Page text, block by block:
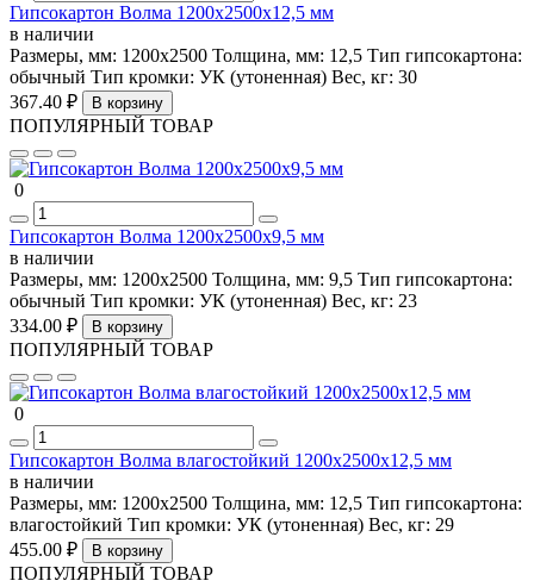
Гипсокартон Волма 1200х2500х12,5 мм
в наличии
Размеры, мм: 1200х2500 Толщина, мм: 12,5 Тип гипсокартона:
обычный Тип кромки: УК (утоненная) Вес, кг: 30
367.40 ₽
В корзину
ПОПУЛЯРНЫЙ ТОВАР
0
Гипсокартон Волма 1200х2500х9,5 мм
в наличии
Размеры, мм: 1200х2500 Толщина, мм: 9,5 Тип гипсокартона:
обычный Тип кромки: УК (утоненная) Вес, кг: 23
334.00 ₽
В корзину
ПОПУЛЯРНЫЙ ТОВАР
0
Гипсокартон Волма влагостойкий 1200х2500х12,5 мм
в наличии
Размеры, мм: 1200х2500 Толщина, мм: 12,5 Тип гипсокартона:
влагостойкий Тип кромки: УК (утоненная) Вес, кг: 29
455.00 ₽
В корзину
ПОПУЛЯРНЫЙ ТОВАР